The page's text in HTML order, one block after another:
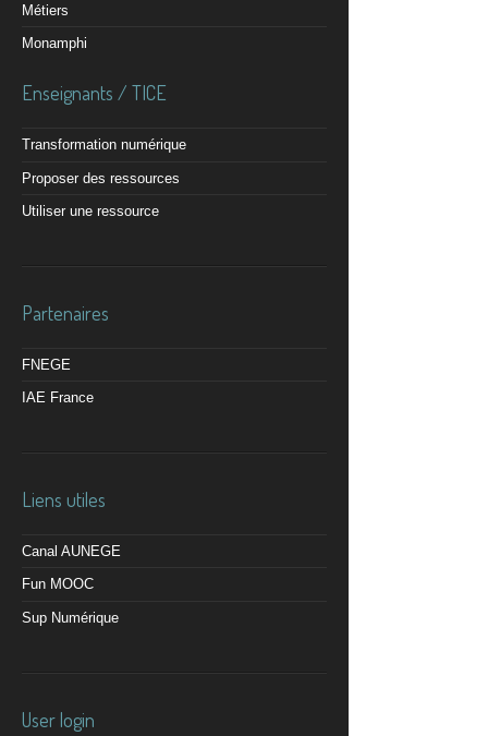
Métiers
Monamphi
Enseignants / TICE
Transformation numérique
Proposer des ressources
Utiliser une ressource
Partenaires
FNEGE
IAE France
Liens utiles
Canal AUNEGE
Fun MOOC
Sup Numérique
User login